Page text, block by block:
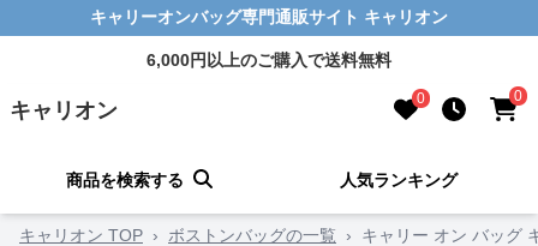
キャリーオンバッグ専門通販サイト キャリオン
6,000円以上のご購入で送料無料
キャリオン 0 0
商品を検索する 人気ランキング
キャリオン TOP › ボストンバッグの一覧 › キャリー オン バッグ